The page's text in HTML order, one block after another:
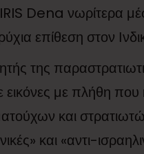
IRIS Dena νωρίτερα
επίθεση στον
της
με πλήθη που
και
και «αντι-